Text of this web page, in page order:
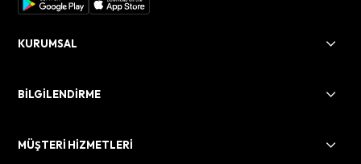
KURUMSAL
BİLGİLENDİRME
MÜŞTERİ HİZMETLERİ